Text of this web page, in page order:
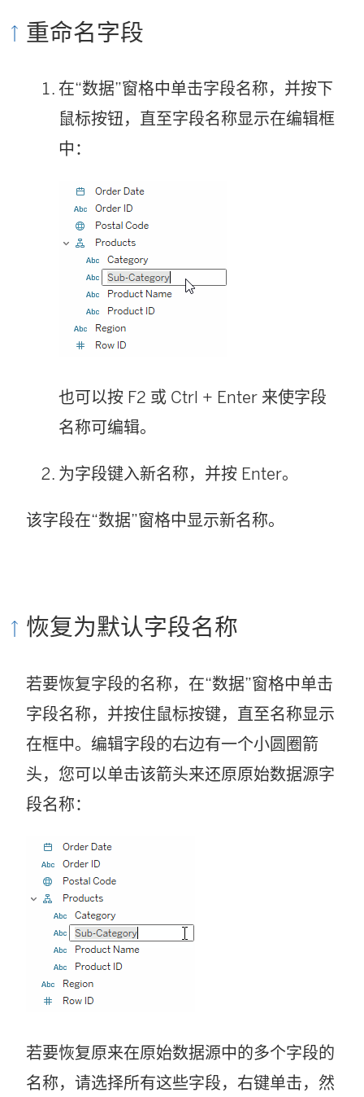
重命名字段
在“数据”窗格中单击字段名称，并按下
鼠标按钮，直至字段名称显示在编辑框
中：
也可以按 F2 或 Ctrl + Enter 来使字段
名称可编辑。
为字段键入新名称，并按 Enter。
该字段在“数据”窗格中显示新名称。
恢复为默认字段名称
若要恢复字段的名称，在“数据”窗格中单击
字段名称，并按住鼠标按键，直至名称显示
在框中。编辑字段的右边有一个小圆圈箭
头，您可以单击该箭头来还原原始数据源字
段名称：
若要恢复原来在原始数据源中的多个字段的
名称，请选择所有这些字段，右键单击，然